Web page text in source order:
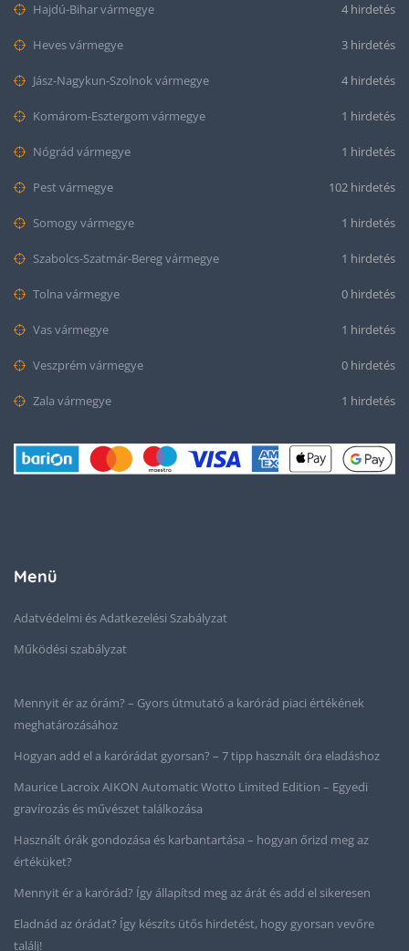
Hajdú-Bihar vármegye 4 hirdetés
Heves vármegye 3 hirdetés
Jász-Nagykun-Szolnok vármegye 4 hirdetés
Komárom-Esztergom vármegye 1 hirdetés
Nógrád vármegye 1 hirdetés
Pest vármegye 102 hirdetés
Somogy vármegye 1 hirdetés
Szabolcs-Szatmár-Bereg vármegye 1 hirdetés
Tolna vármegye 0 hirdetés
Vas vármegye 1 hirdetés
Veszprém vármegye 0 hirdetés
Zala vármegye 1 hirdetés
Menü
Adatvédelmi és Adatkezelési Szabályzat
Működési szabályzat
Mennyit ér az órám? – Gyors útmutató a karórád piaci értékének
meghatározásához
Hogyan add el a karórádat gyorsan? – 7 tipp használt óra eladáshoz
Maurice Lacroix AIKON Automatic Wotto Limited Edition – Egyedi
gravírozás és művészet találkozása
Használt órák gondozása és karbantartása – hogyan őrizd meg az
értéküket?
Mennyit ér a karórád? Így állapítsd meg az árát és add el sikeresen
Eladnád az órádat? Így készíts ütős hirdetést, hogy gyorsan vevőre
találj!